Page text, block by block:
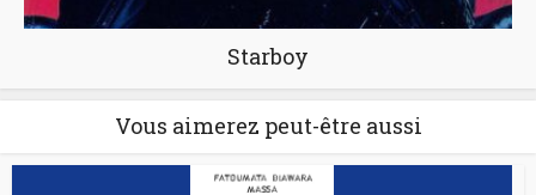
Starboy
Vous aimerez peut-être aussi